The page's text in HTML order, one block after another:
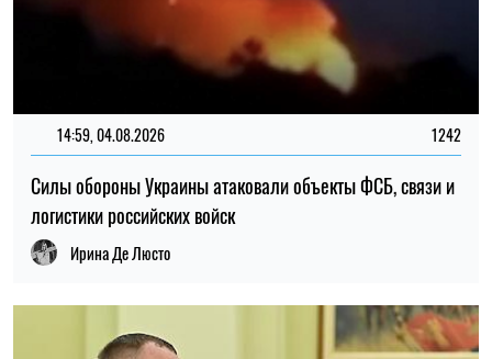
14:30, 04.08.2026
нарушениях в 225-м штурмовом полку – журналистка
Ирина Де Люсто